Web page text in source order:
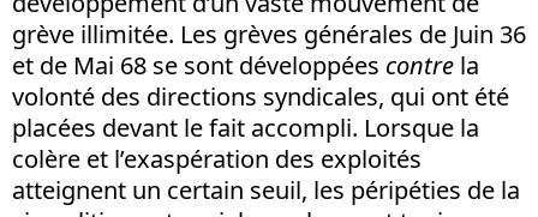
grève illimitée. Les grèves générales de Juin 36
et de Mai 68 se sont développées contre la
volonté des directions syndicales, qui ont été
placées devant le fait accompli. Lorsque la
colère et l’exaspération des exploités
atteignent un certain seuil, les péripéties de la